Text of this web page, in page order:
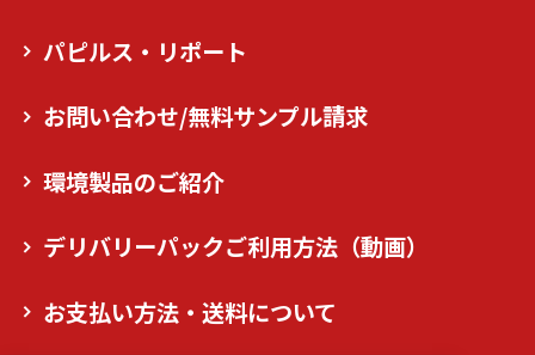
パピルス・リポート
お問い合わせ/無料サンプル請求
環境製品のご紹介
デリバリーパックご利用方法（動画）
お支払い方法・送料について